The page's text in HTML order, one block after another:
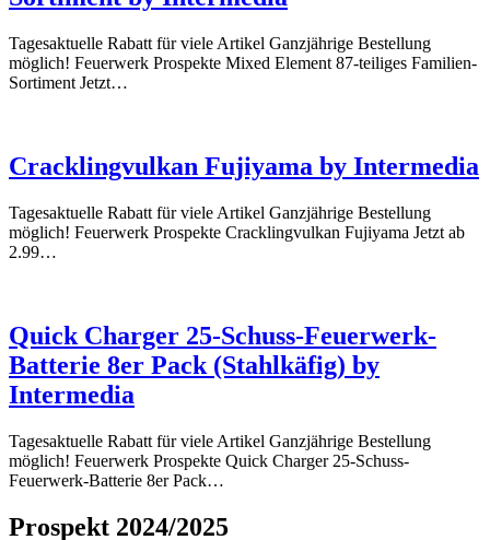
Tagesaktuelle Rabatt für viele Artikel Ganzjährige Bestellung
möglich! Feuerwerk Prospekte Mixed Element 87-teiliges Familien-
Sortiment Jetzt…
Cracklingvulkan Fujiyama by Intermedia
Tagesaktuelle Rabatt für viele Artikel Ganzjährige Bestellung
möglich! Feuerwerk Prospekte Cracklingvulkan Fujiyama Jetzt ab
2.99…
Quick Charger 25-Schuss-Feuerwerk-
Batterie 8er Pack (Stahlkäfig) by
Intermedia
Tagesaktuelle Rabatt für viele Artikel Ganzjährige Bestellung
möglich! Feuerwerk Prospekte Quick Charger 25-Schuss-
Feuerwerk-Batterie 8er Pack…
Prospekt 2024/2025